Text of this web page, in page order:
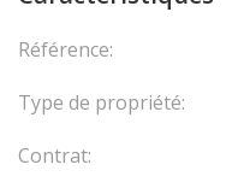
Référence:
Type de propriété:
Contrat: